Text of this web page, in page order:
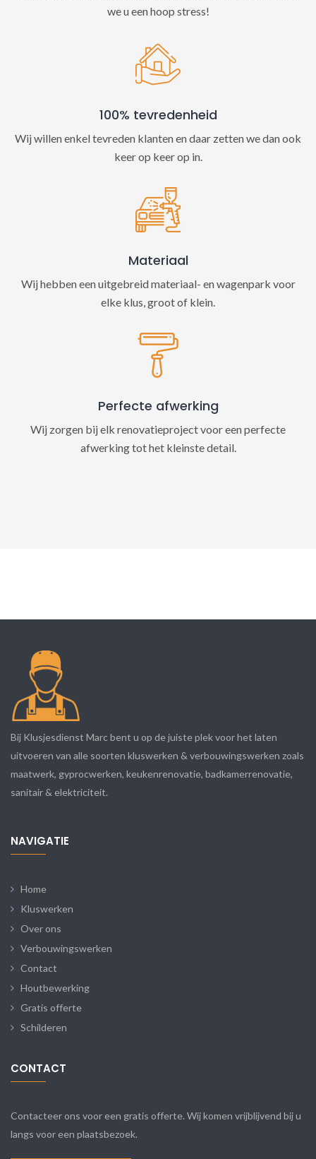
we u een hoop stress!
100% tevredenheid
Wij willen enkel tevreden klanten en daar zetten we dan ook
keer op keer op in.
Materiaal
Wij hebben een uitgebreid materiaal- en wagenpark voor
elke klus, groot of klein.
Perfecte afwerking
Wij zorgen bij elk renovatieproject voor een perfecte
afwerking tot het kleinste detail.
Bij Klusjesdienst Marc bent u op de juiste plek voor het laten
uitvoeren van alle soorten kluswerken & verbouwingswerken zoals
maatwerk, gyprocwerken, keukenrenovatie, badkamerrenovatie,
sanitair & elektriciteit.
NAVIGATIE
Home
Kluswerken
Over ons
Verbouwingswerken
Contact
Houtbewerking
Gratis offerte
Schilderen
CONTACT
Contacteer ons voor een gratis offerte. Wij komen vrijblijvend bij u
langs voor een plaatsbezoek.